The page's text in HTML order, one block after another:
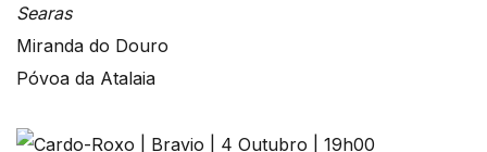
Searas
Miranda do Douro
Póvoa da Atalaia